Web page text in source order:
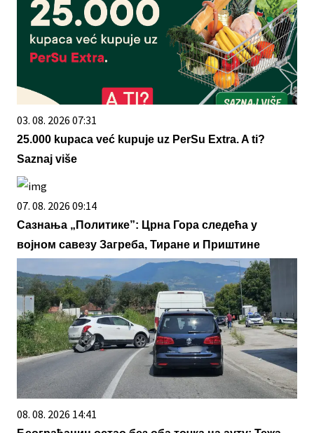
03. 08. 2026 07:31
25.000 kupaca već kupuje uz PerSu Extra. A ti?
Saznaj više
07. 08. 2026 09:14
Сазнања „Политике”: Црна Гора следећа у
војном савезу Загреба, Тиране и Приштине
08. 08. 2026 14:41